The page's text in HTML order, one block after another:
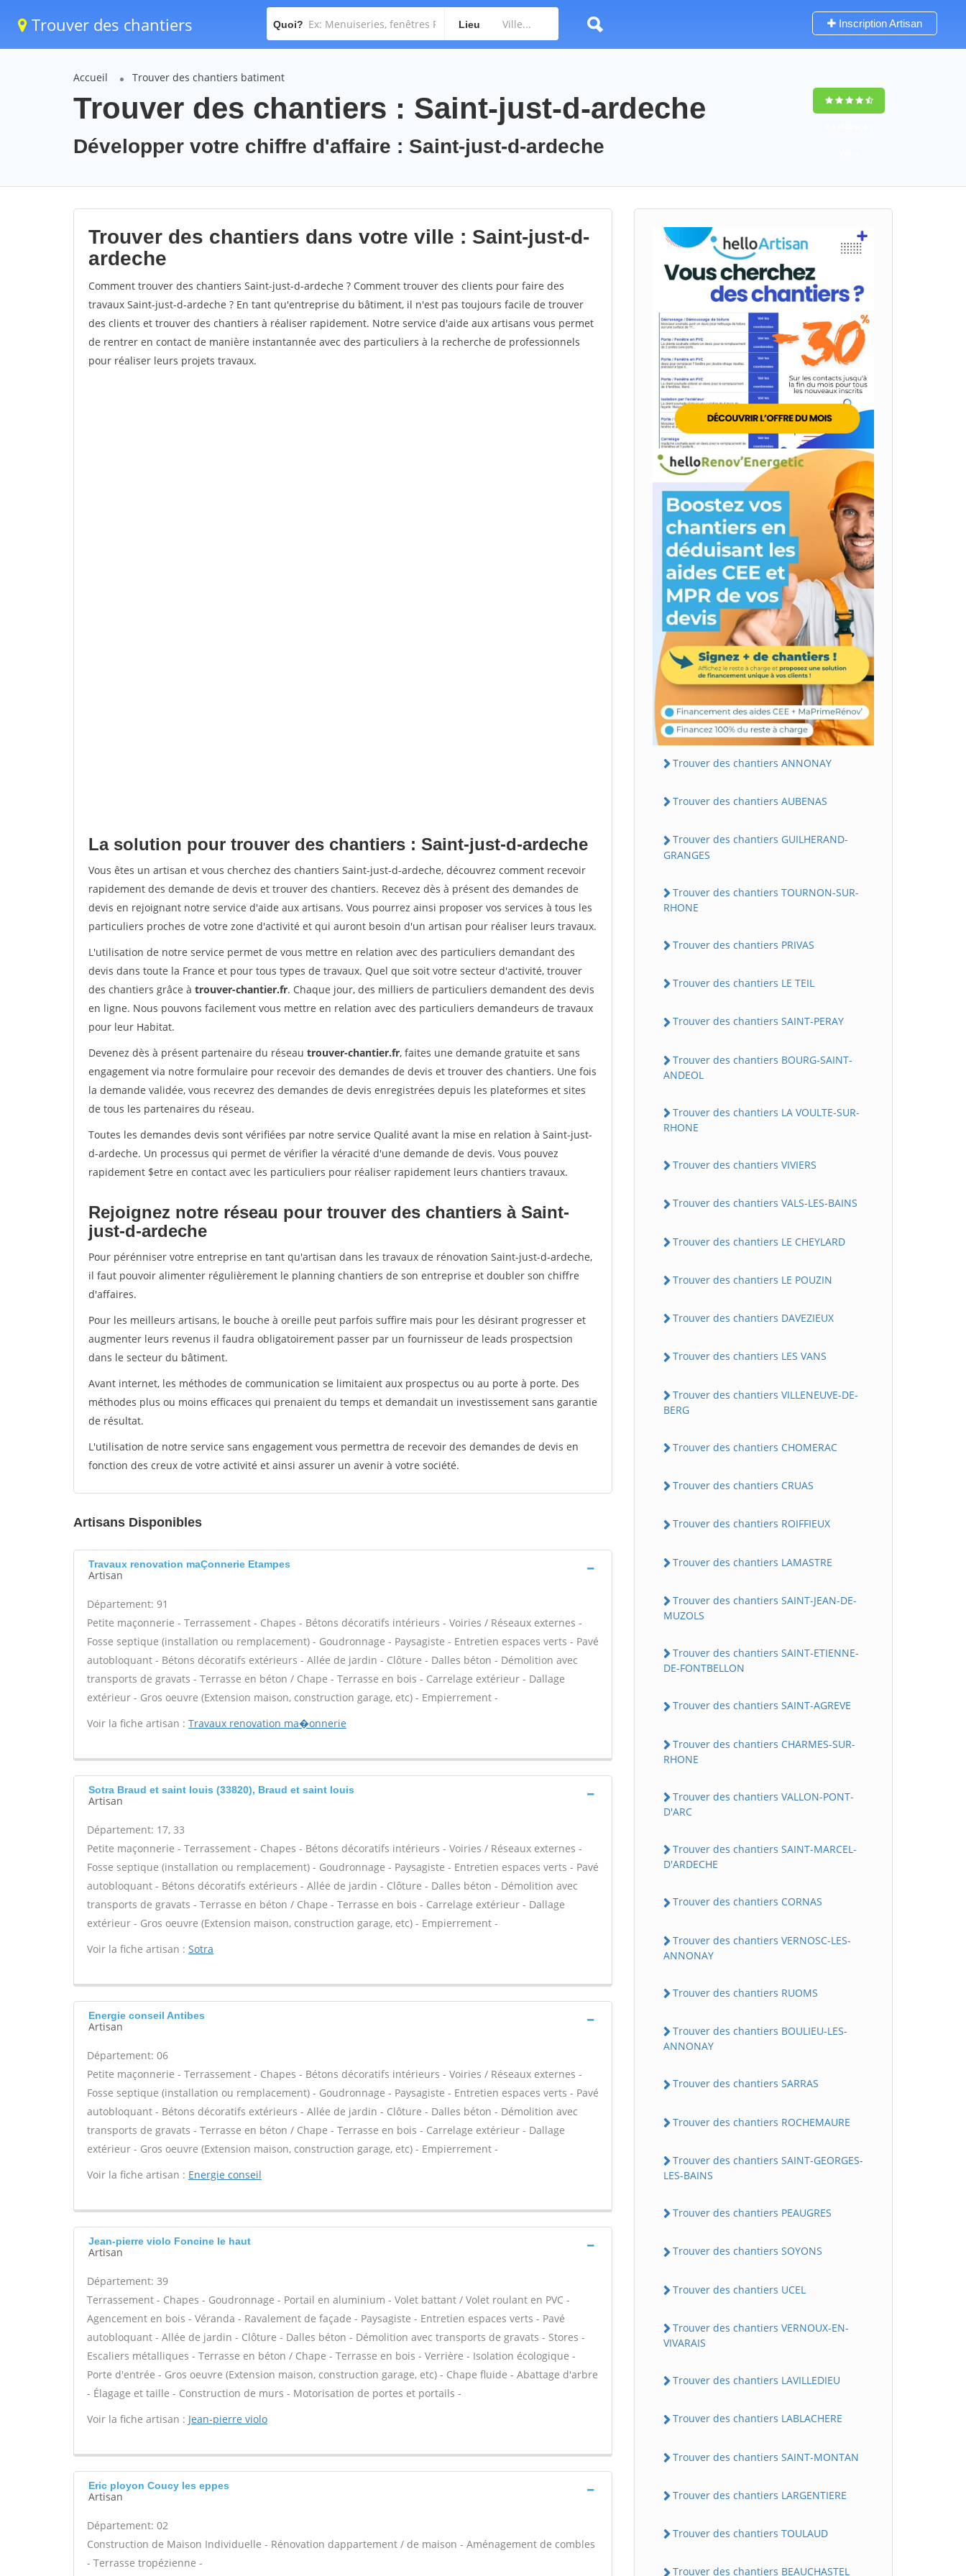
Trouver des chantiers Quoi? Lieu Inscription Artisan
Accueil Trouver des chantiers batiment
Trouver des chantiers : Saint-just-d-ardeche
Développer votre chiffre d'affaire : Saint-just-d-ardeche
Trouver des chantiers dans votre ville : Saint-just-d-
ardeche
Comment trouver des chantiers Saint-just-d-ardeche ? Comment trouver des clients pour faire des
travaux Saint-just-d-ardeche ? En tant qu'entreprise du bâtiment, il n'est pas toujours facile de trouver
des clients et trouver des chantiers à réaliser rapidement. Notre service d'aide aux artisans vous permet
de rentrer en contact de manière instantannée avec des particuliers à la recherche de professionnels
pour réaliser leurs projets travaux.
La solution pour trouver des chantiers : Saint-just-d-ardeche
Vous êtes un artisan et vous cherchez des chantiers Saint-just-d-ardeche, découvrez comment recevoir
rapidement des demande de devis et trouver des chantiers. Recevez dès à présent des demandes de
devis en rejoignant notre service d'aide aux artisans. Vous pourrez ainsi proposer vos services à tous les
particuliers proches de votre zone d'activité et qui auront besoin d'un artisan pour réaliser leurs travaux.
L'utilisation de notre service permet de vous mettre en relation avec des particuliers demandant des
devis dans toute la France et pour tous types de travaux. Quel que soit votre secteur d'activité, trouver
des chantiers grâce à trouver-chantier.fr. Chaque jour, des milliers de particuliers demandent des devis
en ligne. Nous pouvons facilement vous mettre en relation avec des particuliers demandeurs de travaux
pour leur Habitat.
Devenez dès à présent partenaire du réseau trouver-chantier.fr, faites une demande gratuite et sans
engagement via notre formulaire pour recevoir des demandes de devis et trouver des chantiers. Une fois
la demande validée, vous recevrez des demandes de devis enregistrées depuis les plateformes et sites
de tous les partenaires du réseau.
Toutes les demandes devis sont vérifiées par notre service Qualité avant la mise en relation à Saint-just-
d-ardeche. Un processus qui permet de vérifier la véracité d'une demande de devis. Vous pouvez
rapidement $etre en contact avec les particuliers pour réaliser rapidement leurs chantiers travaux.
Rejoignez notre réseau pour trouver des chantiers à Saint-
just-d-ardeche
Pour pérénniser votre entreprise en tant qu'artisan dans les travaux de rénovation Saint-just-d-ardeche,
il faut pouvoir alimenter régulièrement le planning chantiers de son entreprise et doubler son chiffre
d'affaires.
Pour les meilleurs artisans, le bouche à oreille peut parfois suffire mais pour les désirant progresser et
augmenter leurs revenus il faudra obligatoirement passer par un fournisseur de leads prospectsion
dans le secteur du bâtiment.
Avant internet, les méthodes de communication se limitaient aux prospectus ou au porte à porte. Des
méthodes plus ou moins efficaces qui prenaient du temps et demandait un investissement sans garantie
de résultat.
L'utilisation de notre service sans engagement vous permettra de recevoir des demandes de devis en
fonction des creux de votre activité et ainsi assurer un avenir à votre société.
Artisans Disponibles
Travaux renovation maÇonnerie Etampes
Artisan
Département: 91
Petite maçonnerie - Terrassement - Chapes - Bétons décoratifs intérieurs - Voiries / Réseaux externes -
Fosse septique (installation ou remplacement) - Goudronnage - Paysagiste - Entretien espaces verts - Pavé
autobloquant - Bétons décoratifs extérieurs - Allée de jardin - Clôture - Dalles béton - Démolition avec
transports de gravats - Terrasse en béton / Chape - Terrasse en bois - Carrelage extérieur - Dallage
extérieur - Gros oeuvre (Extension maison, construction garage, etc) - Empierrement -
Voir la fiche artisan : Travaux renovation ma�onnerie
Sotra Braud et saint louis (33820), Braud et saint louis
Artisan
Département: 17, 33
Petite maçonnerie - Terrassement - Chapes - Bétons décoratifs intérieurs - Voiries / Réseaux externes -
Fosse septique (installation ou remplacement) - Goudronnage - Paysagiste - Entretien espaces verts - Pavé
autobloquant - Bétons décoratifs extérieurs - Allée de jardin - Clôture - Dalles béton - Démolition avec
transports de gravats - Terrasse en béton / Chape - Terrasse en bois - Carrelage extérieur - Dallage
extérieur - Gros oeuvre (Extension maison, construction garage, etc) - Empierrement -
Voir la fiche artisan : Sotra
Energie conseil Antibes
Artisan
Département: 06
Petite maçonnerie - Terrassement - Chapes - Bétons décoratifs intérieurs - Voiries / Réseaux externes -
Fosse septique (installation ou remplacement) - Goudronnage - Paysagiste - Entretien espaces verts - Pavé
autobloquant - Bétons décoratifs extérieurs - Allée de jardin - Clôture - Dalles béton - Démolition avec
transports de gravats - Terrasse en béton / Chape - Terrasse en bois - Carrelage extérieur - Dallage
extérieur - Gros oeuvre (Extension maison, construction garage, etc) - Empierrement -
Voir la fiche artisan : Energie conseil
Jean-pierre violo Foncine le haut
Artisan
Département: 39
Terrassement - Chapes - Goudronnage - Portail en aluminium - Volet battant / Volet roulant en PVC -
Agencement en bois - Véranda - Ravalement de façade - Paysagiste - Entretien espaces verts - Pavé
autobloquant - Allée de jardin - Clôture - Dalles béton - Démolition avec transports de gravats - Stores -
Escaliers métalliques - Terrasse en béton / Chape - Terrasse en bois - Verrière - Isolation écologique -
Porte d'entrée - Gros oeuvre (Extension maison, construction garage, etc) - Chape fluide - Abattage d'arbre
- Élagage et taille - Construction de murs - Motorisation de portes et portails -
Voir la fiche artisan : Jean-pierre violo
Eric ployon Coucy les eppes
Artisan
Département: 02
Construction de Maison Individuelle - Rénovation dappartement / de maison - Aménagement de combles
- Terrasse tropézienne -
Trouver des chantiers ANNONAY
Trouver des chantiers AUBENAS
Trouver des chantiers GUILHERAND-
GRANGES
Trouver des chantiers TOURNON-SUR-
RHONE
Trouver des chantiers PRIVAS
Trouver des chantiers LE TEIL
Trouver des chantiers SAINT-PERAY
Trouver des chantiers BOURG-SAINT-
ANDEOL
Trouver des chantiers LA VOULTE-SUR-
RHONE
Trouver des chantiers VIVIERS
Trouver des chantiers VALS-LES-BAINS
Trouver des chantiers LE CHEYLARD
Trouver des chantiers LE POUZIN
Trouver des chantiers DAVEZIEUX
Trouver des chantiers LES VANS
Trouver des chantiers VILLENEUVE-DE-
BERG
Trouver des chantiers CHOMERAC
Trouver des chantiers CRUAS
Trouver des chantiers ROIFFIEUX
Trouver des chantiers LAMASTRE
Trouver des chantiers SAINT-JEAN-DE-
MUZOLS
Trouver des chantiers SAINT-ETIENNE-
DE-FONTBELLON
Trouver des chantiers SAINT-AGREVE
Trouver des chantiers CHARMES-SUR-
RHONE
Trouver des chantiers VALLON-PONT-
D'ARC
Trouver des chantiers SAINT-MARCEL-
D'ARDECHE
Trouver des chantiers CORNAS
Trouver des chantiers VERNOSC-LES-
ANNONAY
Trouver des chantiers RUOMS
Trouver des chantiers BOULIEU-LES-
ANNONAY
Trouver des chantiers SARRAS
Trouver des chantiers ROCHEMAURE
Trouver des chantiers SAINT-GEORGES-
LES-BAINS
Trouver des chantiers PEAUGRES
Trouver des chantiers SOYONS
Trouver des chantiers UCEL
Trouver des chantiers VERNOUX-EN-
VIVARAIS
Trouver des chantiers LAVILLEDIEU
Trouver des chantiers LABLACHERE
Trouver des chantiers SAINT-MONTAN
Trouver des chantiers LARGENTIERE
Trouver des chantiers TOULAUD
Trouver des chantiers BEAUCHASTEL